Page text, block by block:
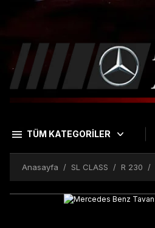
TÜM KATEGORİLER
Anasayfa SL CLASS R 230